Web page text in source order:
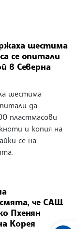
шестима
се опитали
в Северна
шестима
да
пластмасови
и копия на
се на
че САЩ
Пхенян
Корея